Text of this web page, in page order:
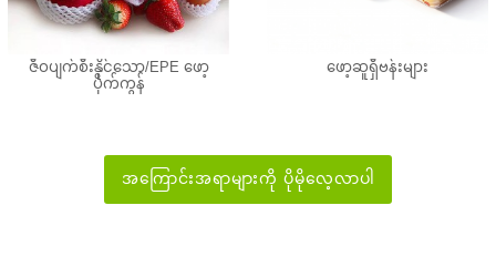
ဇီဝပျက်စီးနိုင်သော/EPE ဖော့
ပိုက်ကွန်
ဖော့ဆူရှီဗန်းများ
အကြောင်းအရာများကို ပိုမိုလေ့လာပါ